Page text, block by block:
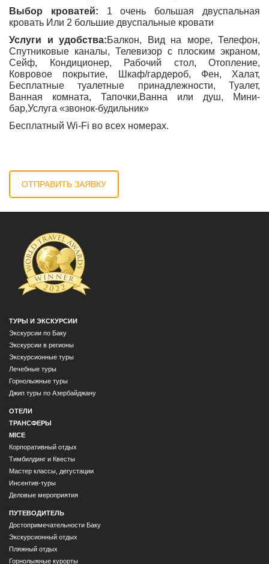
Выбор кроватей:
1 очень большая двуспальная
кровать Или 2 большие двуспальные кровати
Услуги и удобства:Балкон, Вид на море, Телефон,
Спутниковые каналы, Телевизор с плоским экраном,
Сейф, Кондиционер, Рабочий стол, Отопление,
Ковровое покрытие, Шкаф/гардероб, Фен, Халат,
Бесплатные туалетные принадлежности, Туалет,
Ванная комната, Тапочки,Ванна или душ, Мини-
бар,Услуга «звонок-будильник»
Бесплатный Wi-Fi во всех номерах.
ОТПРАВИТЬ ЗАЯВКУ
ТУРЫ И ЭКСКУРСИИ
Экскурсии по Баку
Экскурсии в регионы
Экскурсионные туры
Лечебные туры
Горнолыжные туры
Джип туры по Азербайджану
ОТЕЛИ
ТРАНСФЕРЫ
MICE
Корпоративный отдых
Тимбилдинг и Квесты
Мастер классы, дегустации
Инсентив-туры
Деловые мероприятия
ПУТЕВОДИТЕЛЬ
Достопримечательности Баку
Экскурсионный отдых
Пляжный отдых
Горнолыжные курорты